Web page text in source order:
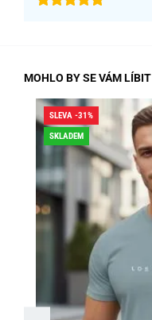
MOHLO BY SE VÁM LÍBIT
SLEVA -31%
SKLADEM